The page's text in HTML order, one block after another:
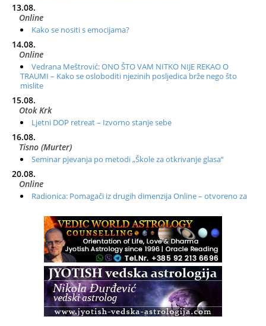
13.08.
Online
Kako se nositi s emocijama?
14.08.
Online
Vedrana Meštrović: ONO ŠTO VAM NITKO NIJE REKAO O
TRAUMI – Kako se osloboditi njezinih posljedica brže nego što
mislite
15.08.
Otok Krk
Ljetni DOP retreat – Izvorno stanje sebe
16.08.
Tisno (Murter)
Seminar pjevanja po metodi „Škole za otkrivanje glasa“
20.08.
Online
Radionica: Pomagači iz drugih dimenzija Online – otvoreno za
Zagreb+Online
Osnovni ThetaHealing® tečaj, Zagreb i Online
Zagreb
Osnovna radionica za izscjeljivanje pranom (Basic Pranic
Healing course)
Access BARS®, otpusti stres